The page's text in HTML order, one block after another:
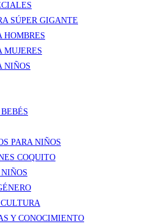
SÚPER GIGANTE
HOMBRES
MUJERES
NIÑOS
PARA NIÑOS
COQUITO
Y CONOCIMIENTO